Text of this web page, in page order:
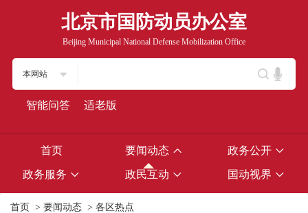
北京市国防动员办公室
Beijing Municipal National Defense Mobilization Office
本网站
智能问答 适老版
首页 要闻动态 政务公开
政务服务 政民互动 国动视界
首页 > 要闻动态 > 各区热点